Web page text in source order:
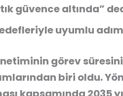
güvence altında”
uyumlu adım
görev
biri oldu.